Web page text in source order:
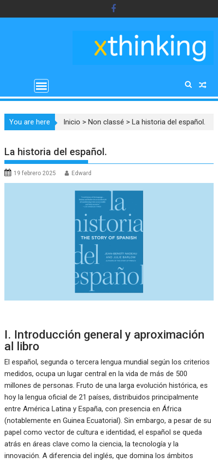
al
You are here Inicio >Non classé >La historia del español.
La historia del español.
19 febrero 2025 Edward
I. Introducción general y aproximación
al libro
El español, segunda o tercera lengua mundial según los criterios
medidos, ocupa un lugar central en la vida de más de 500
millones de personas. Fruto de una larga evolución histórica, es
hoy la lengua oficial de 21 países, distribuidos principalmente
entre América Latina y España, con presencia en África
(notablemente en Guinea Ecuatorial). Sin embargo, a pesar de su
papel como vector de cultura e identidad, el español se queda
atrás en áreas clave como la ciencia, la tecnología y la
innovación. A diferencia del inglés, que domina los ámbitos